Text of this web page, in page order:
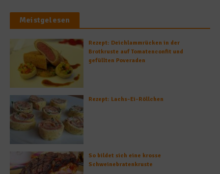
Meistgelesen
Rezept: Deichlammrücken in der
Brotkruste auf Tomatenconfit und
gefüllten Poveraden
Rezept: Lachs-Ei-Röllchen
So bildet sich eine krosse
Schweinebratenkruste